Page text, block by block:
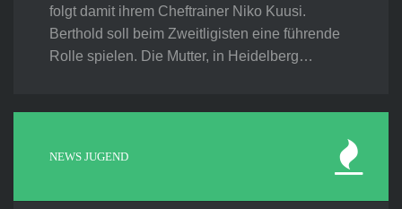
folgt damit ihrem Cheftrainer Niko Kuusi.
Berthold soll beim Zweitligisten eine führende
Rolle spielen. Die Mutter, in Heidelberg…
NEWS JUGEND